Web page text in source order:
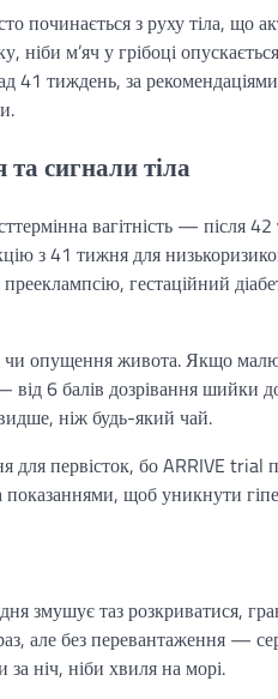
з руху тіла, що
м’яч у грібоці
41 тиждень, за
сигнали тіла
вагітність — після
з 41 тижня для
гестаційний
чи опущення живота. Якщо
6 балів дозрівання шийки
ніж будь-який чай.
для первісток, бо ARRIVE trial
щоб уникнути
таз розкриватися,
але без перевантаження —
ніч, ніби хвиля на морі.